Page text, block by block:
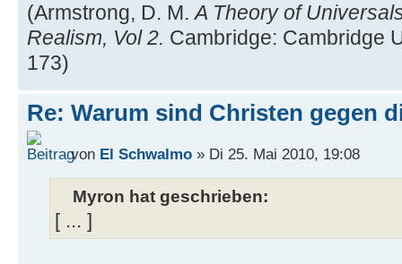
(Armstrong, D. M.A Theory of
Realism, Vol 2. Cambridge: Cambridge
173)
Re: Warum sind Christen gegen
von El Schwalmo » Di 25. Mai 2010, 19:08
Myron hat geschrieben:
[ ... ]